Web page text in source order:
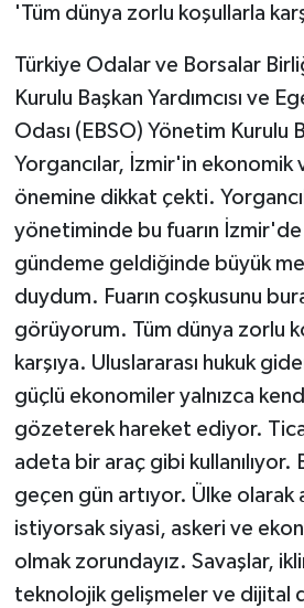
'Tüm dünya zorlu koşullarla
Türkiye Odalar ve Borsalar
Kurulu Başkan Yardımcısı ve
Odası (EBSO) Yönetim Kurulu
Yorgancılar, İzmir'in ekonomik
önemine dikkat çekti.
yönetiminde bu fuarın
gündeme geldiğinde büyük
duydum. Fuarın coşkusunu
görüyorum. Tüm dünya zorlu
karşıya. Uluslararası hukuk
güçlü ekonomiler yalnızca kendi
gözeterek hareket ediyor.
adeta bir araç gibi kullanılıyor.
geçen gün artıyor. Ülke olarak
istiyorsak siyasi, askeri ve
olmak zorundayız. Savaşlar,
teknolojik gelişmeler ve dijital